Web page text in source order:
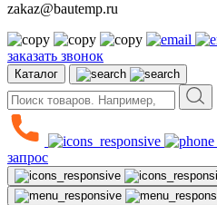
zakaz@bautemp.ru
заказать звонок
Каталог
запрос